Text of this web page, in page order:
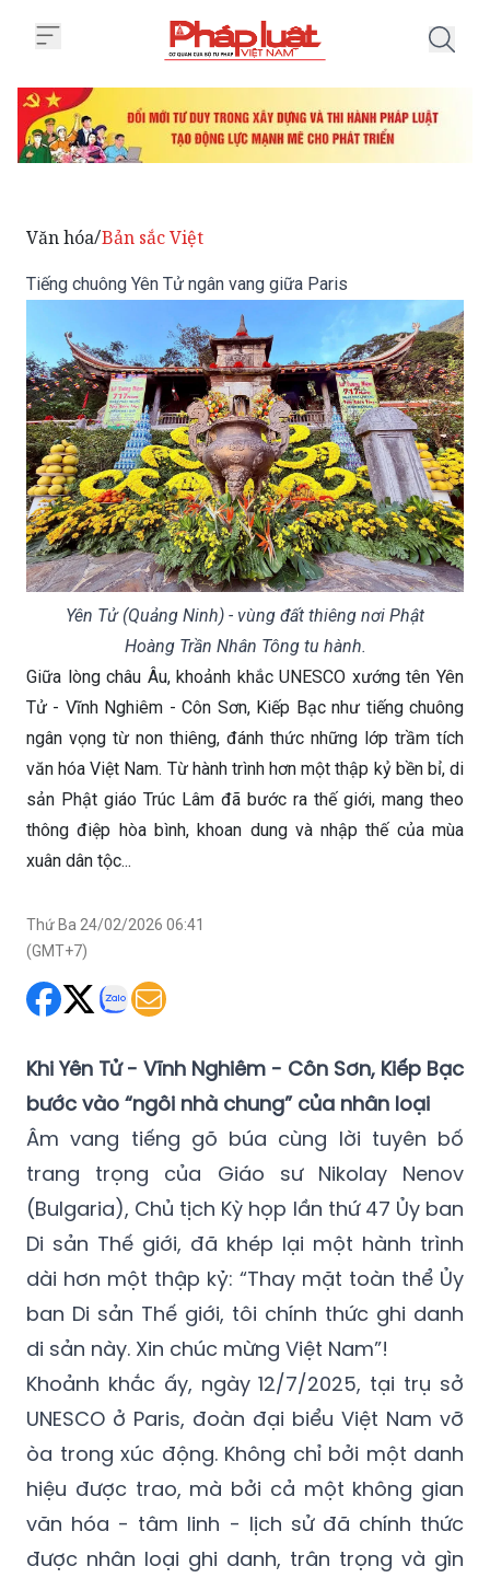
Văn hóa/Bản sắc Việt
Tiếng chuông Yên Tử ngân vang giữa Paris
Yên Tử (Quảng Ninh) - vùng đất thiêng nơi Phật
Hoàng Trần Nhân Tông tu hành.
Giữa lòng châu Âu, khoảnh khắc UNESCO xướng tên Yên
Tử - Vĩnh Nghiêm - Côn Sơn, Kiếp Bạc như tiếng chuông
ngân vọng từ non thiêng, đánh thức những lớp trầm tích
văn hóa Việt Nam. Từ hành trình hơn một thập kỷ bền bỉ, di
sản Phật giáo Trúc Lâm đã bước ra thế giới, mang theo
thông điệp hòa bình, khoan dung và nhập thế của mùa
xuân dân tộc...
Thứ Ba 24/02/2026 06:41
(GMT+7)
Khi Yên Tử - Vĩnh Nghiêm - Côn Sơn, Kiếp Bạc
bước vào “ngôi nhà chung” của nhân loại
Âm vang tiếng gõ búa cùng lời tuyên bố
trang trọng của Giáo sư Nikolay Nenov
(Bulgaria), Chủ tịch Kỳ họp lần thứ 47 Ủy ban
Di sản Thế giới, đã khép lại một hành trình
dài hơn một thập kỷ: “Thay mặt toàn thể Ủy
ban Di sản Thế giới, tôi chính thức ghi danh
di sản này. Xin chúc mừng Việt Nam”!
Khoảnh khắc ấy, ngày 12/7/2025, tại trụ sở
UNESCO ở Paris, đoàn đại biểu Việt Nam vỡ
òa trong xúc động. Không chỉ bởi một danh
hiệu được trao, mà bởi cả một không gian
văn hóa - tâm linh - lịch sử đã chính thức
được nhân loại ghi danh, trân trọng và gìn